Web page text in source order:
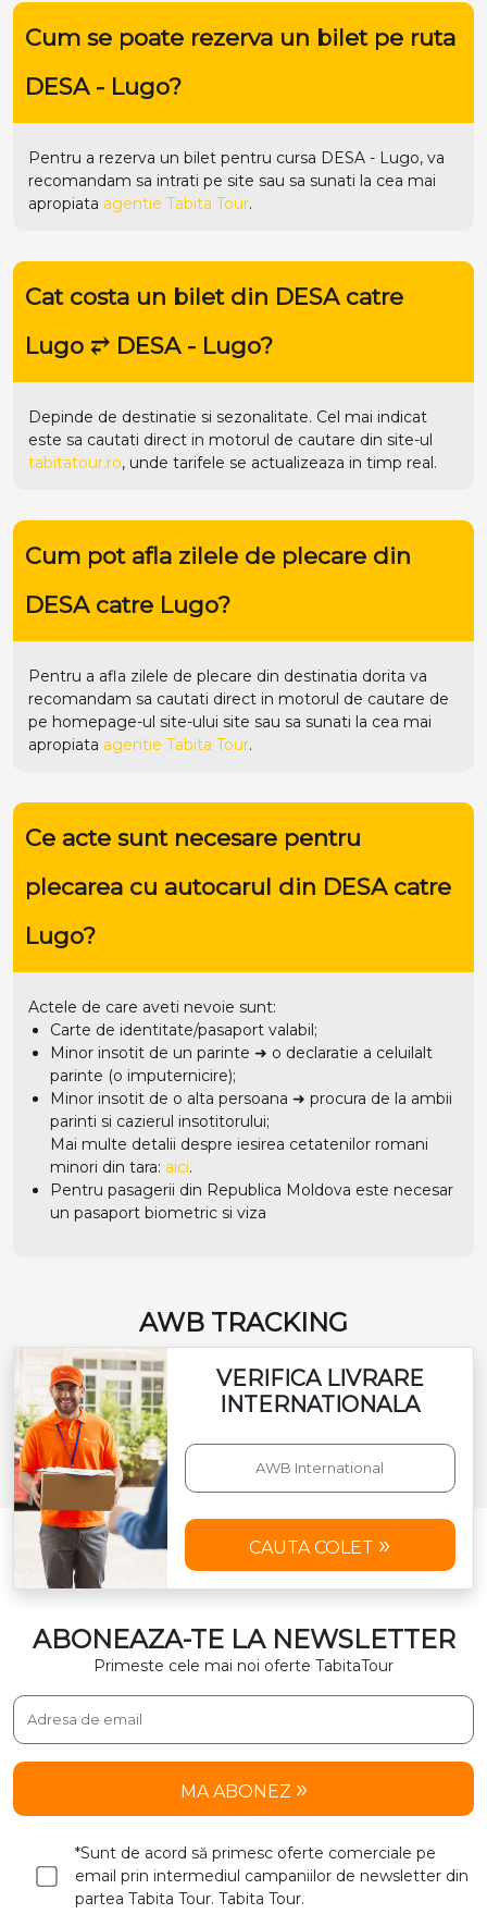
Cum se poate rezerva un bilet pe ruta
DESA - Lugo?
Pentru a rezerva un bilet pentru cursa DESA - Lugo, va
recomandam sa intrati pe site sau sa sunati la cea mai
apropiata agentie Tabita Tour.
Cat costa un bilet din DESA catre
Lugo ⥂ DESA - Lugo?
Depinde de destinatie si sezonalitate. Cel mai indicat
este sa cautati direct in motorul de cautare din site-ul
tabitatour.ro, unde tarifele se actualizeaza in timp real.
Cum pot afla zilele de plecare din
DESA catre Lugo?
Pentru a afla zilele de plecare din destinatia dorita va
recomandam sa cautati direct in motorul de cautare de
pe homepage-ul site-ului site sau sa sunati la cea mai
apropiata agentie Tabita Tour.
Ce acte sunt necesare pentru
plecarea cu autocarul din DESA catre
Lugo?
Actele de care aveti nevoie sunt:
Carte de identitate/pasaport valabil;
Minor insotit de un parinte ➜ o declaratie a celuilalt
parinte (o imputernicire);
Minor insotit de o alta persoana ➜ procura de la ambii
parinti si cazierul insotitorului;
Mai multe detalii despre iesirea cetatenilor romani
minori din tara: aici.
Pentru pasagerii din Republica Moldova este necesar
un pasaport biometric si viza
AWB TRACKING
VERIFICA LIVRARE
INTERNATIONALA
CAUTA COLET
ABONEAZA-TE LA NEWSLETTER
Primeste cele mai noi oferte TabitaTour
MA ABONEZ
*Sunt de acord să primesc oferte comerciale pe
email prin intermediul campaniilor de newsletter din
partea Tabita Tour. Tabita Tour.